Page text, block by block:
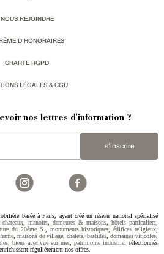
NOUS REJOINDRE
D'HONORAIRES
CHARTE RGPD
LÉGALES & CGU
nos lettres d'information ?
s'inscrire
basée à Paris, ayant créé un réseau national spécialisé
châteaux, manoirs, demeures & maisons, hôtels particuliers,
du 20ème S., monuments historiques,édifices religieux,
, maisons de village, chalets, bastides, domaines viticoles,
, biens avec vue sur mer,patrimoine industriel sélectionnés
régulièrement nos offres.